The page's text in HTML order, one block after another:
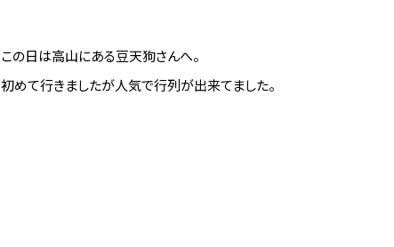
この日は高山にある豆天狗さんへ。
初めて行きましたが人気で行列が出来てました。